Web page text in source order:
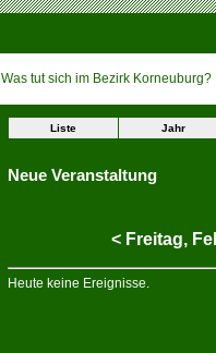
Was tut sich im Bezirk Korneuburg?
Liste Jahr
Neue Veranstaltung
< Freitag,
Heute keine Ereignisse.